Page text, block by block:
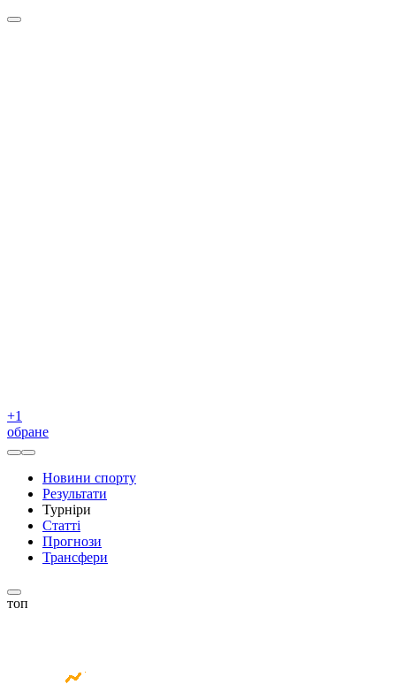
+1
обране
Новини спорту
Результати
Турніри
Статті
Прогнози
Трансфери
топ